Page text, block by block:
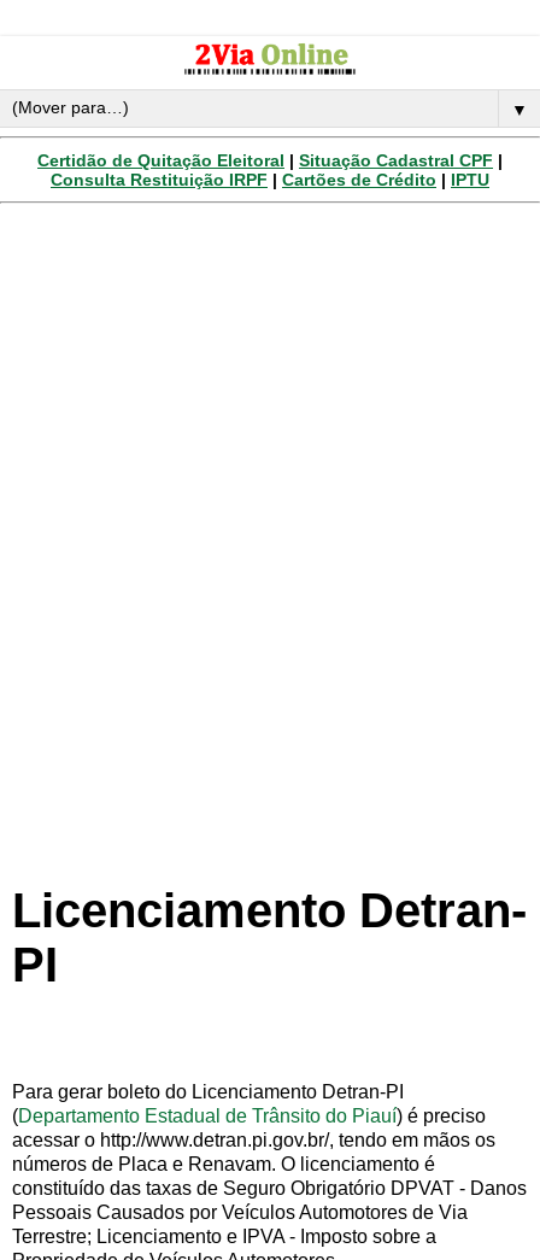
▼
Certidão de Quitação Eleitoral | Situação Cadastral CPF |
Consulta Restituição IRPF | Cartões de Crédito | IPTU
Licenciamento Detran-
PI
Para gerar boleto do Licenciamento Detran-PI
(Departamento Estadual de Trânsito do Piauí) é preciso
acessar o http://www.detran.pi.gov.br/, tendo em mãos os
números de Placa e Renavam. O licenciamento é
constituído das taxas de Seguro Obrigatório DPVAT - Danos
Pessoais Causados por Veículos Automotores de Via
Terrestre; Licenciamento e IPVA - Imposto sobre a